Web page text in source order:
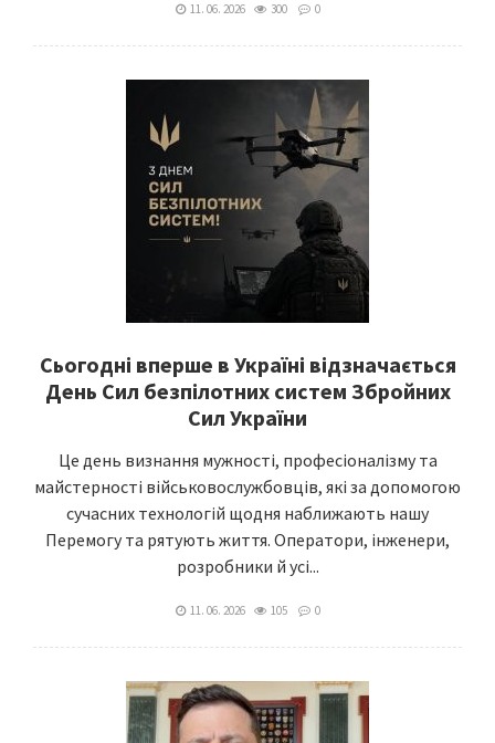
11. 06. 2026 300 0
Сьогодні вперше в Україні відзначається
День Сил безпілотних систем Збройних
Сил України
Це день визнання мужності, професіоналізму та
майстерності військовослужбовців, які за допомогою
сучасних технологій щодня наближають нашу
Перемогу та рятують життя. Оператори, інженери,
розробники й усі...
11. 06. 2026 105 0